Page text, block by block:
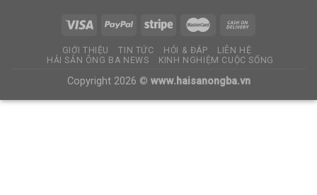
GIỚI THIỆU TIN TỨC HỎI & ĐÁP
LIÊN HỆ
HẢI SẢN ÔNG BA NEWS
KINH NGHIỆM CUỘC SỐNG
Copyright 2026 © www.haisanongba.vn